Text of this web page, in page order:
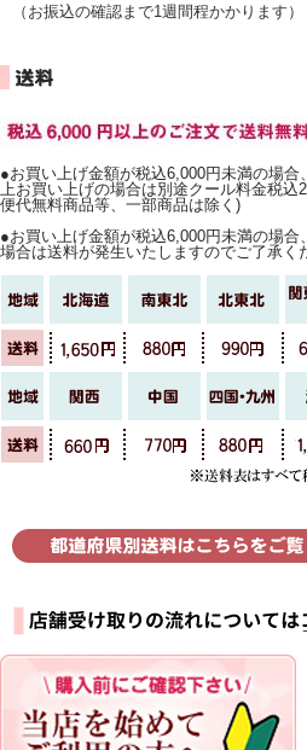
（お振込の確認まで1週間程かかります）
●お買い上げ金額が税込6,000円未満の場
上お買い上げの場合は別途クール料金税込
便代無料商品等、一部商品は除く)
●お買い上げ金額が税込6,000円未満の場
場合は送料が発生いたしますのでご了承く